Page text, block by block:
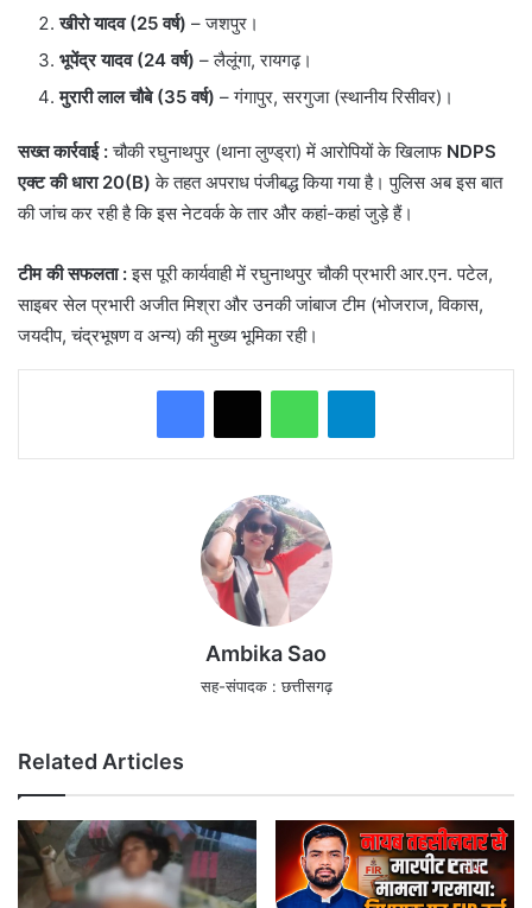
खीरो यादव (25 वर्ष) – जशपुर।
भूपेंद्र यादव (24 वर्ष) – लैलूंगा, रायगढ़।
मुरारी लाल चौबे (35 वर्ष) – गंगापुर, सरगुजा (स्थानीय रिसीवर)।
सख्त कार्रवाई :​चौकी रघुनाथपुर (थाना लुण्ड्रा) में आरोपियों के खिलाफ NDPS
एक्ट की धारा 20(B) के तहत अपराध पंजीबद्ध किया गया है। पुलिस अब इस बात
की जांच कर रही है कि इस नेटवर्क के तार और कहां-कहां जुड़े हैं।
टीम की सफलता :इस पूरी कार्यवाही में रघुनाथपुर चौकी प्रभारी आर.एन. पटेल,
साइबर सेल प्रभारी अजीत मिश्रा और उनकी जांबाज टीम (भोजराज, विकास,
जयदीप, चंद्रभूषण व अन्य) की मुख्य भूमिका रही।
WhatsAppTelegram
Ambika Sao
सह-संपादक : छत्तीसगढ़
Related Articles